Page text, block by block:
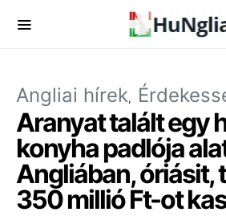
Angliai hírek
Aranyat talált egy
konyha padlója
Angliában, óriásit,
350 millió Ft-ot